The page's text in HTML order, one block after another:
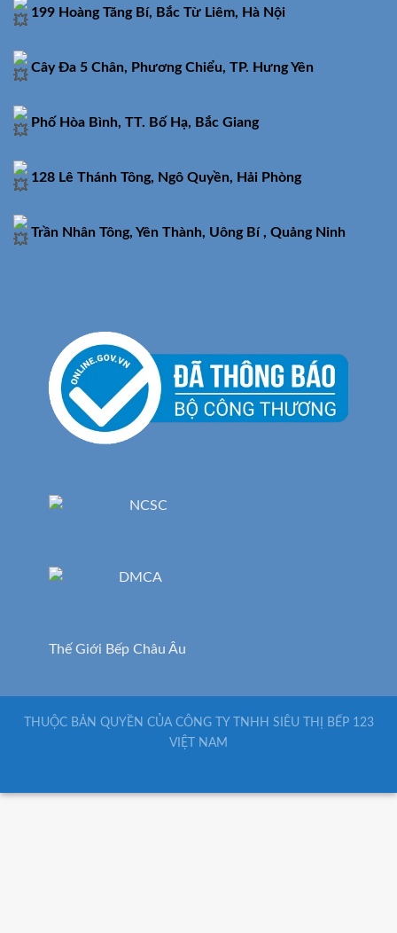
199 Hoàng Tăng Bí, Bắc Từ Liêm, Hà Nội
Cây Đa 5 Chân, Phương Chiểu, TP. Hưng Yên
Phố Hòa Bình, TT. Bố Hạ, Bắc Giang
128 Lê Thánh Tông, Ngô Quyền, Hải Phòng
Trần Nhân Tông, Yên Thành, Uông Bí , Quảng Ninh
Thế Giới Bếp Châu Âu
THUỘC BẢN QUYỀN CỦA CÔNG TY TNHH SIÊU THỊ BẾP 123
VIỆT NAM